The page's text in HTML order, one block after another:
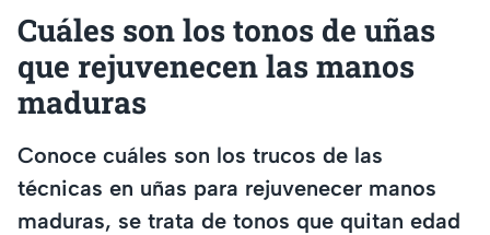
Cuáles son los tonos de uñas
que rejuvenecen las manos
maduras
Conoce cuáles son los trucos de las
técnicas en uñas para rejuvenecer manos
maduras, se trata de tonos que quitan edad